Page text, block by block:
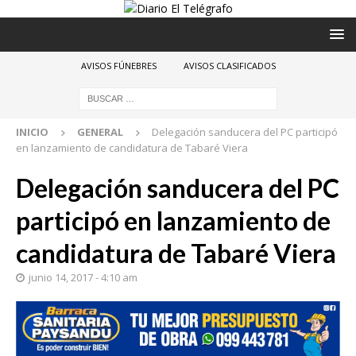
AVISOS FÚNEBRES AVISOS CLASIFICADOS
INICIO GENERAL
Delegación sanducera del PC participó
en lanzamiento de candidatura de Tabaré Viera
Delegación sanducera del PC
participó en lanzamiento de
candidatura de Tabaré Viera
junio 14, 2017 - 4:10 am